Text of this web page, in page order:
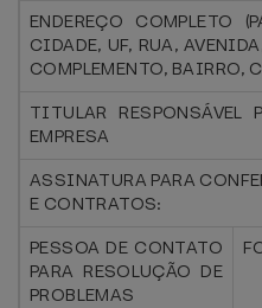
ENDEREÇO COMPLETO
CIDADE, UF, RUA,
COMPLEMENTO, BAIRRO,
TITULAR RESPONSÁVEL
EMPRESA
ASSINATURA PARA
E CONTRATOS:
PESSOA DE CONTATO
PARA RESOLUÇÃO DE
PROBLEMAS